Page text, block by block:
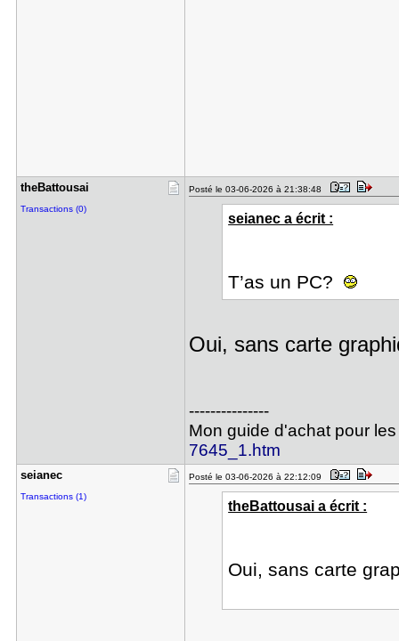
theBattous​ai
Transactions (0)
Posté le 03-06-2026 à 21:38:48
seianec a écrit :
T’as un PC?
Oui, sans carte
---------------
Mon guide d'achat pour
7645_1.htm
seianec
Transactions (1)
Posté le 03-06-2026 à 22:12:09
theBattousai a écrit :
Oui, sans carte